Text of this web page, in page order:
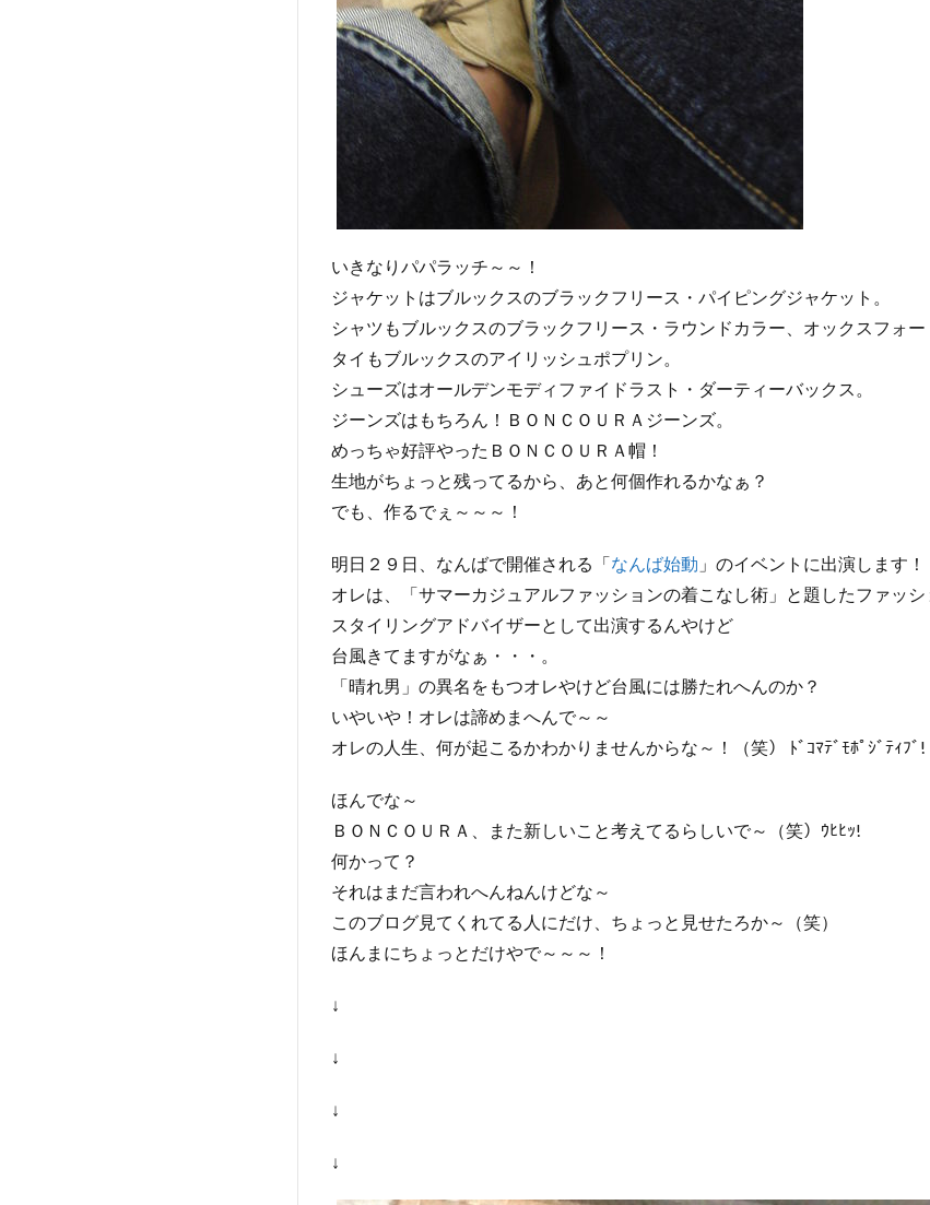
いきなりパパラッチ～～！
ジャケットはブルックスのブラックフリース・パイピングジャケット。
シャツもブルックスのブラックフリース・ラウンドカラー、オックスフォー
タイもブルックスのアイリッシュポプリン。
シューズはオールデンモディファイドラスト・ダーティーバックス。
ジーンズはもちろん！ＢＯＮＣＯＵＲＡジーンズ。
めっちゃ好評やったＢＯＮＣＯＵＲＡ帽！
生地がちょっと残ってるから、あと何個作れるかなぁ？
でも、作るでぇ～～～！
明日２９日、なんばで開催される「なんば始動 」のイベントに出演します！
オレは、「サマーカジュアルファッションの着こなし術」と題したファッシ
スタイリングアドバイザーとして出演するんやけど
台風きてますがなぁ・・・。
「晴れ男」の異名をもつオレやけど台風には勝たれへんのか？
いやいや！オレは諦めまへんで～～
オレの人生、何が起こるかわかりませんからな～！（笑） ﾄﾞｺﾏﾃﾞﾓﾎﾟｼﾞﾃｨﾌﾞ!
ほんでな～
ＢＯＮＣＯＵＲＡ、また新しいこと考えてるらしいで～（笑）ｳﾋﾋｯ!
何かって？
それはまだ言われへんねんけどな～
このブログ見てくれてる人にだけ、ちょっと見せたろか～（笑）
ほんまにちょっとだけやで～～～！
↓
↓
↓
↓